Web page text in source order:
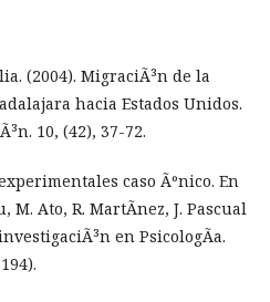
(2004). MigraciÃ³n de la
hacia Estados Unidos.
10, (42), 37-72.
caso Ãºnico. En
M. Ato, R. MartÃ­nez, J. Pascual
en PsicologÃ­a.